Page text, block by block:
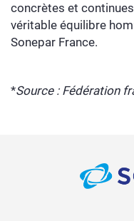
concrètes et
véritable équilibre
Sonepar France.
*Source : Fédération